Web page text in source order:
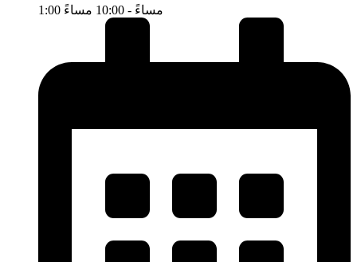
1:00 مساءً - 10:00 مساءً